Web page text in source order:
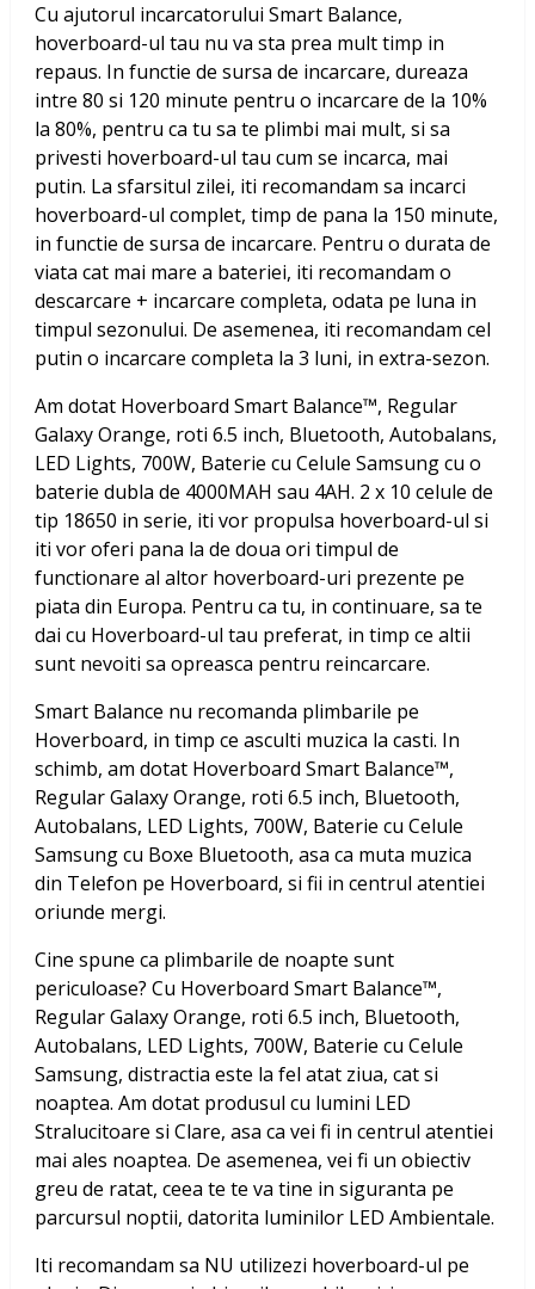
Cu ajutorul incarcatorului Smart Balance,
hoverboard-ul tau nu va sta prea mult timp in
repaus. In functie de sursa de incarcare, dureaza
intre 80 si 120 minute pentru o incarcare de la 10%
la 80%, pentru ca tu sa te plimbi mai mult, si sa
privesti hoverboard-ul tau cum se incarca, mai
putin. La sfarsitul zilei, iti recomandam sa incarci
hoverboard-ul complet, timp de pana la 150 minute,
in functie de sursa de incarcare. Pentru o durata de
viata cat mai mare a bateriei, iti recomandam o
descarcare + incarcare completa, odata pe luna in
timpul sezonului. De asemenea, iti recomandam cel
putin o incarcare completa la 3 luni, in extra-sezon.
Am dotat Hoverboard Smart Balance™, Regular
Galaxy Orange, roti 6.5 inch, Bluetooth, Autobalans,
LED Lights, 700W, Baterie cu Celule Samsungcu o
baterie dubla de 4000MAH sau 4AH. 2 x 10 celule de
tip 18650 in serie, iti vor propulsa hoverboard-ul si
iti vor oferi pana la de doua ori timpul de
functionare al altor hoverboard-uri prezente pe
piata din Europa. Pentru ca tu, in continuare, sa te
dai cu Hoverboard-ul tau preferat, in timp ce altii
sunt nevoiti sa opreasca pentru reincarcare.
Smart Balance nu recomanda plimbarile pe
Hoverboard, in timp ce asculti muzica la casti. In
schimb, am dotat Hoverboard Smart Balance™,
Regular Galaxy Orange, roti 6.5 inch, Bluetooth,
Autobalans, LED Lights, 700W, Baterie cu Celule
Samsungcu Boxe Bluetooth, asa ca muta muzica
din Telefon pe Hoverboard, si fii in centrul atentiei
oriunde mergi.
Cine spune ca plimbarile de noapte sunt
periculoase? Cu Hoverboard Smart Balance™,
Regular Galaxy Orange, roti 6.5 inch, Bluetooth,
Autobalans, LED Lights, 700W, Baterie cu Celule
Samsung, distractia este la fel atat ziua, cat si
noaptea. Am dotat produsul cu lumini LED
Stralucitoare si Clare, asa ca vei fi in centrul atentiei
mai ales noaptea. De asemenea, vei fi un obiectiv
greu de ratat, ceea te te va tine in siguranta pe
parcursul noptii, datorita luminilor LED Ambientale.
Iti recomandam sa NU utilizezi hoverboard-ul pe